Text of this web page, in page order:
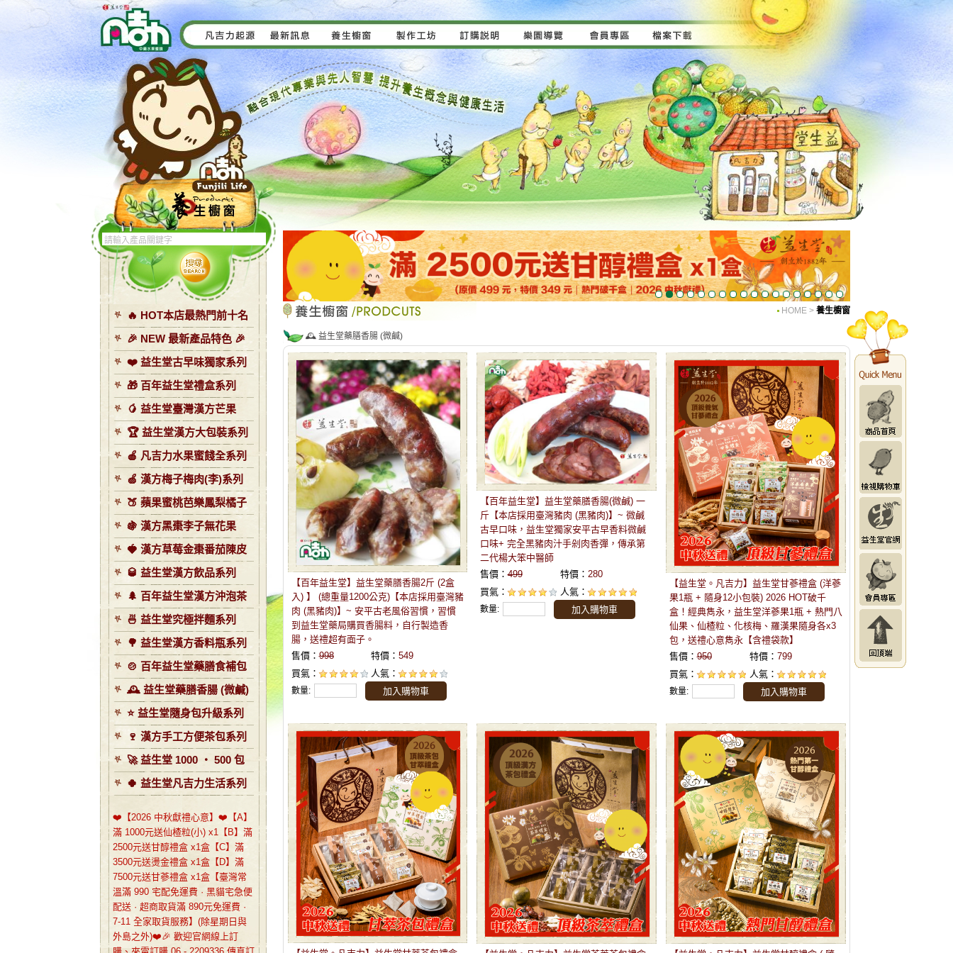
🔥 HOT本店最熱門前十名
🎉 NEW 最新產品特色 🎉
❤️ 益生堂古早味獨家系列
🎁 百年益生堂禮盒系列
🥭 益生堂臺灣漢方芒果
🏆 益生堂漢方大包裝系列
🍎 凡吉力水果蜜餞全系列
🍏 漢方梅子梅肉(李)系列
🍑 蘋果蜜桃芭樂鳳梨橘子
🍇 漢方黑棗李子無花果
🍓 漢方草莓金棗番茄陳皮
🥃 益生堂漢方飲品系列
🌲 百年益生堂漢方沖泡茶
🍜 益生堂究極拌麵系列
🌳 益生堂漢方香料瓶系列
🍲 百年益生堂藥膳食補包
🕰️ 益生堂藥膳香腸 (微鹹)
⭐️ 益生堂隨身包升級系列
🍷 漢方手工方便茶包系列
🚀 益生堂 1000 ‧ 500 包
🍀 益生堂凡吉力生活系列
❤️【2026 中秋獻禮心意】❤️【A】
滿 1000元送仙楂粒(小) x1【B】滿
2500元送甘醇禮盒 x1盒【C】滿
3500元送燙金禮盒 x1盒【D】滿
7500元送甘蔘禮盒 x1盒【臺灣常
溫滿 990 宅配免運費 · 黑貓宅急便
配送 · 超商取貨滿 890元免運費 ·
7-11 全家取貨服務】(除星期日與
外島之外)❤️🎉 歡迎官網線上訂
HOME > 養生櫥窗
🕰️ 益生堂藥膳香腸 (微鹹)
【百年益生堂】益生堂藥膳香腸2斤 (2盒
入) 】 (總重量1200公克)【本店採用臺灣豬
肉 (黑豬肉)】~ 安平古老風俗習慣，習慣
到益生堂藥局購買香腸料，自行製造香
腸，送禮超有面子。
售價：998 特價： 549
買氣：
人氣：
數量: 加入購物車
【百年益生堂】益生堂藥膳香腸(微鹹) 一
斤【本店採用臺灣豬肉 (黑豬肉)】~ 微鹹
古早口味，益生堂獨家安平古早香料微鹹
口味+ 完全黑豬肉汁手剁肉香彈，傳承第
二代楊大笨中醫師
售價：499 特價： 280
買氣：
人氣：
數量: 加入購物車
【益生堂。凡吉力】益生堂甘蔘禮盒 (洋蔘
果1瓶 + 隨身12小包裝) 2026 HOT破千
盒！經典雋永，益生堂洋蔘果1瓶 + 熱門八
仙果、仙楂粒、化核梅、羅漢果隨身各x3
包，送禮心意雋永【含禮袋款】
售價：950 特價： 799
買氣：
人氣：
數量: 加入購物車